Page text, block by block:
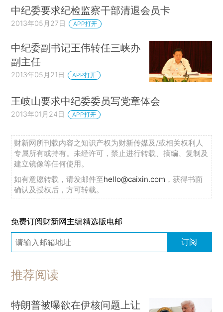
中纪委要求纪检监察干部清退会员卡
2013年05月27日 APP打开
中纪委副书记王伟转任三峡办
副主任
2013年05月21日 APP打开
王岐山要求中纪委委员写党章体会
2013年01月24日 APP打开
财新网所刊载内容之知识产权为财新传媒及/或相关权利人
专属所有或持有。未经许可，禁止进行转载、摘编、复制及
建立镜像等任何使用。
如有意愿转载，请发邮件至hello@caixin.com ，获得书面
确认及授权后，方可转载。
免费订阅财新网主编精选版电邮
订阅
推荐阅读
特朗普被曝欲在伊核问题上让